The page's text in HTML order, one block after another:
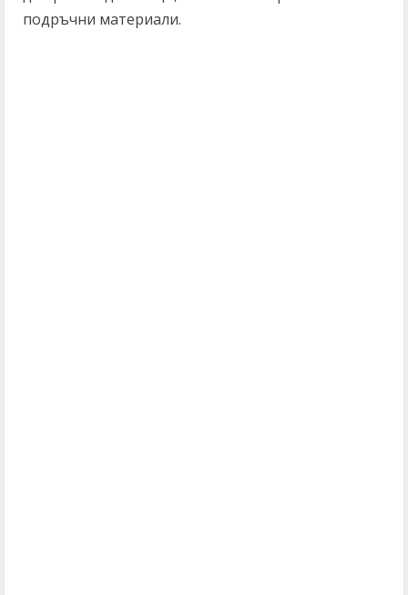
подръчни материали.